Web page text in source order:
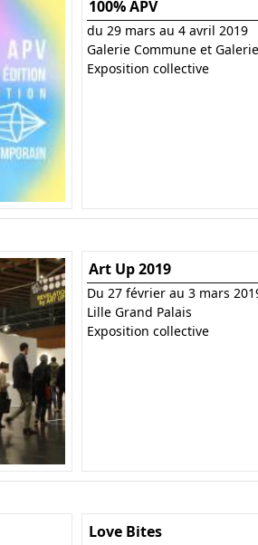
100% APV
du 29 mars au 4 avril 2019
Galerie Commune et
Exposition collective
Art Up 2019
Du 27 février au 3 mars
Lille Grand Palais
Exposition collective
Love Bites